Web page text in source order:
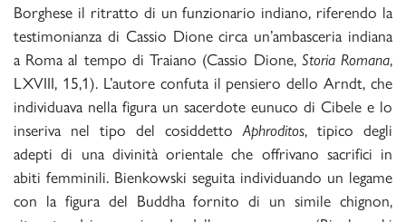
Borghese il ritratto di un funzionario indiano, riferendo la
testimonianza di Cassio Dione circa un’ambasceria indiana
a Roma al tempo di Traiano (Cassio Dione, Storia Romana,
LXVIII, 15,1). L’autore confuta il pensiero dello Arndt, che
individuava nella figura un sacerdote eunuco di Cibele e lo
inseriva nel tipo del cosiddettoAphroditos, tipico degli
adepti di una divinità orientale che offrivano sacrifici in
abiti femminili. Bienkowski seguita individuando un legame
con la figura del Buddha fornito di un simile chignon,